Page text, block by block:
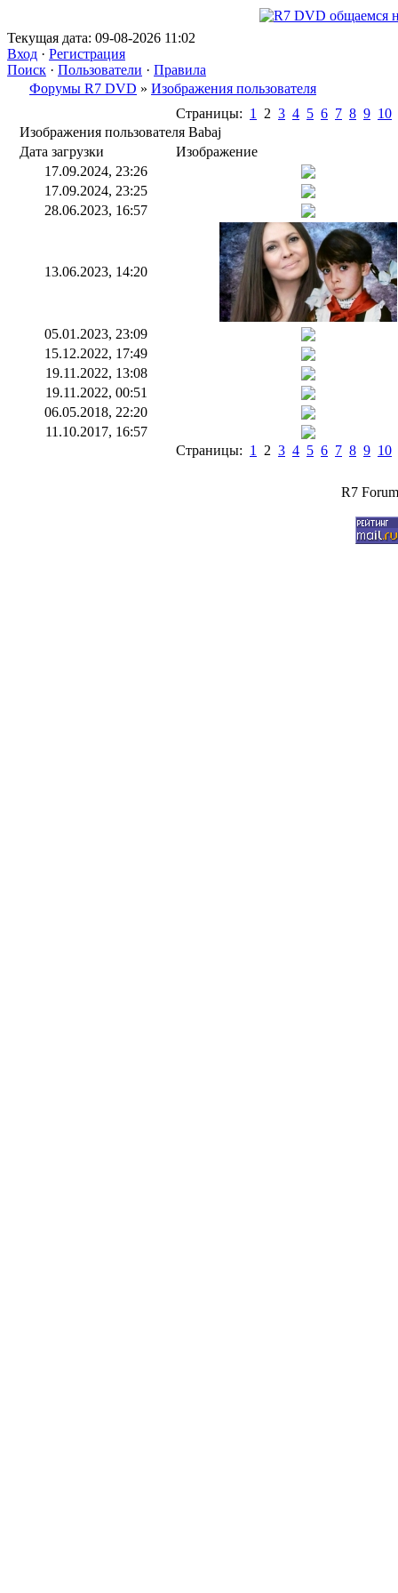
Текущая дата: 09-08-2026 11:02
Вход · Регистрация
Поиск · Пользователи · Правила
Форумы R7 DVD » Изображения пользователя
Страницы: 1 2 3 4 5 6 7 8 9 10
Изображения пользователя Babaj
Дата загрузки
Изображение
17.09.2024, 23:26
17.09.2024, 23:25
28.06.2023, 16:57
13.06.2023, 14:20
05.01.2023, 23:09
15.12.2022, 17:49
19.11.2022, 13:08
19.11.2022, 00:51
06.05.2018, 22:20
11.10.2017, 16:57
Страницы: 1 2 3 4 5 6 7 8 9 10
R7